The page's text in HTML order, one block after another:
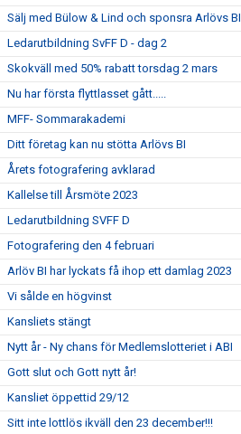
Sälj med Bülow & Lind och sponsra Arlövs BI
Ledarutbildning SvFF D - dag 2
Skokväll med 50% rabatt torsdag 2 mars
Nu har första flyttlasset gått.....
MFF- Sommarakademi
Ditt företag kan nu stötta Arlövs BI
Årets fotografering avklarad
Kallelse till Årsmöte 2023
Ledarutbildning SVFF D
Fotografering den 4 februari
Arlöv BI har lyckats få ihop ett damlag 2023
Vi sålde en högvinst
Kansliets stängt
Nytt år - Ny chans för Medlemslotteriet i ABI
Gott slut och Gott nytt år!
Kansliet öppettid 29/12
Sitt inte lottlös ikväll den 23 december!!!